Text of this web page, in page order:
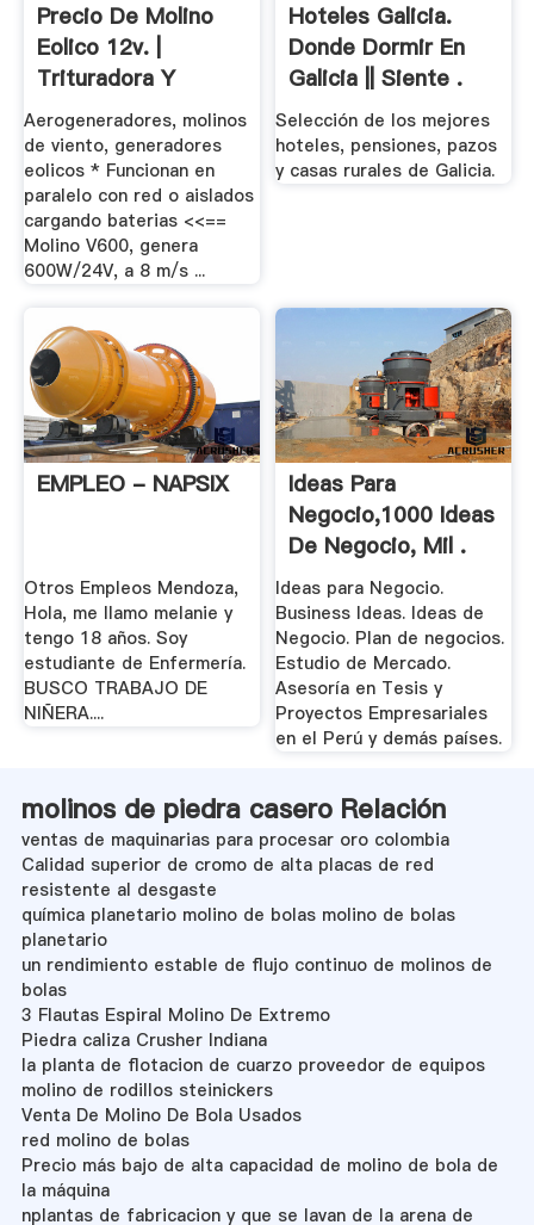
Precio De Molino
Eolico 12v. |
Trituradora Y
Molinos
Aerogeneradores, molinos
de viento, generadores
eolicos * Funcionan en
paralelo con red o aislados
cargando baterias <<==
Molino V600, genera
600W/24V, a 8 m/s ...
Hoteles Galicia.
Donde Dormir En
Galicia || Siente .
Selección de los mejores
hoteles, pensiones, pazos
y casas rurales de Galicia.
EMPLEO - NAPSIX
Otros Empleos Mendoza,
Hola, me llamo melanie y
tengo 18 años. Soy
estudiante de Enfermería.
BUSCO TRABAJO DE
NIÑERA....
Ideas Para
Negocio,1000 Ideas
De Negocio, Mil .
Ideas para Negocio.
Business Ideas. Ideas de
Negocio. Plan de negocios.
Estudio de Mercado.
Asesoría en Tesis y
Proyectos Empresariales
en el Perú y demás países.
molinos de piedra casero Relación
ventas de maquinarias para procesar oro colombia
Calidad superior de cromo de alta placas de red
resistente al desgaste
química planetario molino de bolas molino de bolas
planetario
un rendimiento estable de flujo continuo de molinos de
bolas
3 Flautas Espiral Molino De Extremo
Piedra caliza Crusher Indiana
la planta de flotacion de cuarzo proveedor de equipos
molino de rodillos steinickers
Venta De Molino De Bola Usados
red molino de bolas
Precio más bajo de alta capacidad de molino de bola de
la máquina
nplantas de fabricacion y que se lavan de la arena de